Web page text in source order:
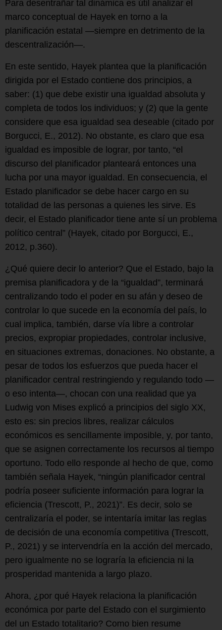
Para desentrañar tal dinámica es útil analizar el
marco conceptual de Hayek en torno a la
planificación estatal —siempre en detrimento de la
descentralización—.
En este sentido, Hayek plantea que la planificación
dirigida por el Estado contiene dos principios, a
saber: (1) que debe existir una igualdad absoluta y
completa de todos los individuos; y (2) que la gente
considere que esa igualdad sea deseable (citado por
Borgucci, E., 2012). No obstante, es claro que esa
igualdad es imposible de lograr, por tanto, “el
discurso del planificador planteará entonces una
lucha por una mayor igualdad. En consecuencia, el
Estado planificador se debe hacer cargo en su
totalidad de las personas a quienes les sirve. Es
decir, el Estado planificador tiene ante sí un problema
político central” (Hayek, citado por Borgucci, E.,
2012, p.360).
¿Qué quiere decir lo anterior? Que el Estado, bajo la
premisa planificadora y de la “igualdad”, terminará
centralizando todo el poder en su afán y deseo de
controlar lo que sucede en la economía del país, lo
cual implica, también, darse vía libre a controlar
precios, expropiar propiedades, controlar inclusive,
en situaciones extremas, donaciones. No obstante, a
pesar de todos los esfuerzos que pueda hacer el
planificador central restringiendo y regulando todo —
o eso intenta—, chocan con una realidad que ya
Ludwig von Mises explicó a principios del siglo XX,
esto es: sin precios libres, realizar cálculos
económicos es sencillamente imposible, y, por tanto,
que se asignen correctamente los recursos al tiempo
oportuno. Todo ello responde al hecho de que, como
también señala Hayek, “ningún planificador central
podría poseer suficiente información para lograr la
eficiencia (Trescott, P., 2021)”. Es decir, solo se
centralizaría el poder, se intentaría imitar las reglas
de decisión de una economía competitiva (Trescott,
P., 2021) y se intervendría en la acción del mercado,
pero igualmente no se lograría la eficiencia ni la
prosperidad mantenida a largo plazo.
Ahora, ¿por qué Hayek relaciona la planificación
económica por parte del Estado con el surgimiento
del un Estado totalitario? Como bien resume